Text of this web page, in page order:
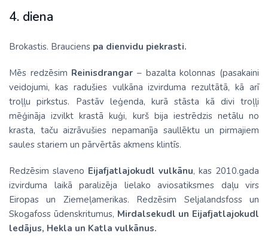
4. diena
Brokastis. Brauciens pa dienvidu piekrasti.
Mēs redzēsim Reinisdrangar – bazalta kolonnas (pasakaini
veidojumi, kas radušies vulkāna izvirduma rezultātā, kā arī
troļļu pirkstus. Pastāv leģenda, kurā stāsta kā divi troļļi
mēģināja izvilkt krastā kuģi, kurš bija iestrēdzis netālu no
krasta, taču aizrāvušies nepamanīja saullēktu un pirmajiem
saules stariem un pārvērtās akmens klintīs.
Redzēsim slaveno Eijafjatlajokudl vulkānu, kas 2010.gada
izvirduma laikā paralizēja lielako aviosatiksmes daļu virs
Eiropas un Ziemeļamerikas. Redzēsim Seljalandsfoss un
Skogafoss ūdenskritumus, Mirdalsekudl un Eijafjatlajokudl
ledājus, Hekla un Katla vulkānus.